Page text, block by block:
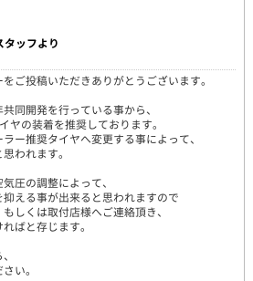
タッフより
ご投稿いただきありがとうございます。
同開発を行っている事から、
ヤの装着を推奨しております。
ー推奨タイヤへ変更する事によって、
われます。
圧の調整によって、
える事が出来ると思われますので
しくは取付店様へご連絡頂き、
ばと存じます。
い。